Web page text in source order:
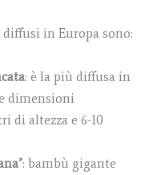
in Europa sono:
: è la più diffusa in
dimensioni
di altezza e 6-10
: bambù gigante